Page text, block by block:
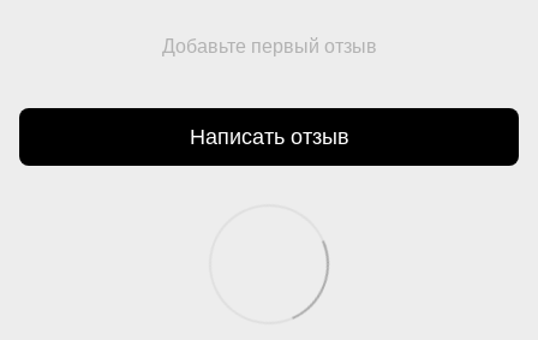
Добавьте первый отзыв
Написать отзыв